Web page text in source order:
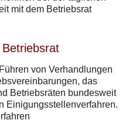
mit dem Betriebsrat
von Verhandlungen
das
Betriebsräten bundesweit
Einigungsstellenverfahren.